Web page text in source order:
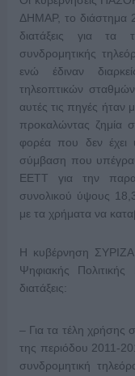
ΔΗΜΑΡ, το διάστημα
διατάξεις για τα
συνδρομητικής
ενώ έδιναν
τηλεοπτικών
αυτές τις πηγές ήταν
προκαλώντας ζημία
φορέα που δεν έχει
σύμβαση που
ΕΕΤΤ για την
συνολικού ύψους
με τα χρήματα να
Η κυβέρνηση
Ψηφιακής
διατάξεις:
– Για τα τέλη χρήσης
της περιόδου 2011-
συνδρομητική